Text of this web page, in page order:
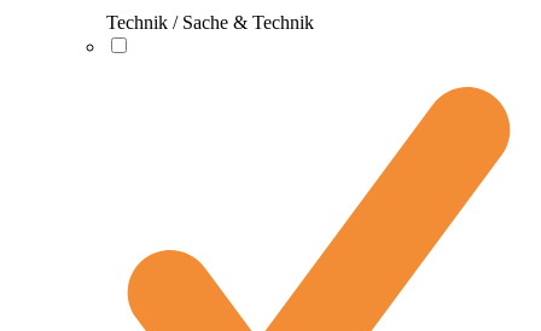
Technik / Sache & Technik